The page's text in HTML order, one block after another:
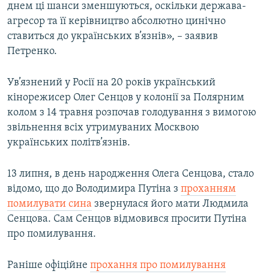
днем ці шанси зменшуються, оскільки держава-
агресор та її керівництво абсолютно цинічно
ставиться до українських в’язнів», – заявив
Петренко.
Ув’язнений у Росії на 20 років український
кінорежисер Олег Сенцов у колонії за Полярним
колом з 14 травня розпочав голодування з вимогою
звільнення всіх утримуваних Москвою
українських політв’язнів.
13 липня, в день народження Олега Сенцова, стало
відомо, що до Володимира Путіна з проханням
помилувати сина звернулася його мати Людмила
Сенцова. Сам Сенцов відмовився просити Путіна
про помилування.
Раніше офіційне прохання про помилування